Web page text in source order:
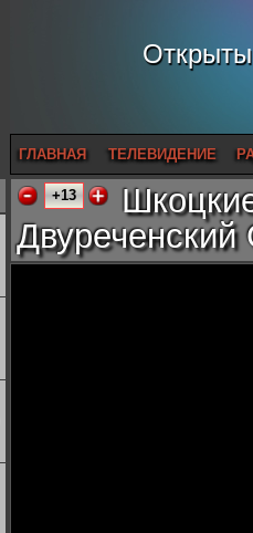
ГЛАВНАЯ ТЕЛЕВИДЕНИЕ
+13